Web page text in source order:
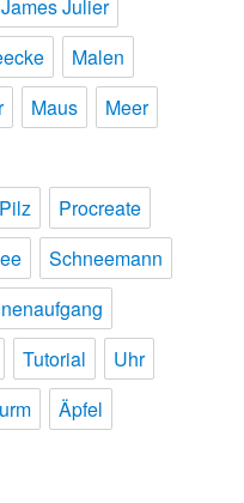
James Julier
Malen
Maus
Meer
Pilz
Procreate
Schneemann
Tutorial
Uhr
Äpfel